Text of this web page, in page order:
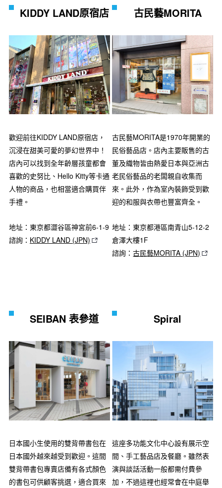
KIDDY LAND原宿店
歡迎前往KIDDY LAND原宿店，
沉浸在甜美可愛的夢幻世界中！
店內可以找到全年齡層孩童都會
喜歡的史努比、Hello Kitty等卡通
人物的商品，也相當適合購買伴
手禮。
地址：東京都澀谷區神宮前6-1-9
諮詢： KIDDY LAND (JPN)
古民藝MORITA
古民藝MORITA是1970年開業的
民俗藝品店。店內主要販售的古
董及織物皆由熱愛日本與亞洲古
老民俗藝品的老闆親自收集而
來。此外，作為室內裝飾受到歡
迎的和服與衣帶也豐富齊全。
地址：東京都港區南青山5-12-2
倉澤大樓1F
諮詢：古民藝MORITA (JPN)
SEIBAN 表參道
日本國小生使用的雙背帶書包在
日本國外越來越受到歡迎。這間
雙背帶書包專賣店備有各式顏色
的書包可供顧客挑選，適合買來
Spiral
這座多功能文化中心設有展示空
間、手工藝品店及餐廳。雖然表
演與談話活動一般都需付費參
加，不過這裡也經常會在中庭舉